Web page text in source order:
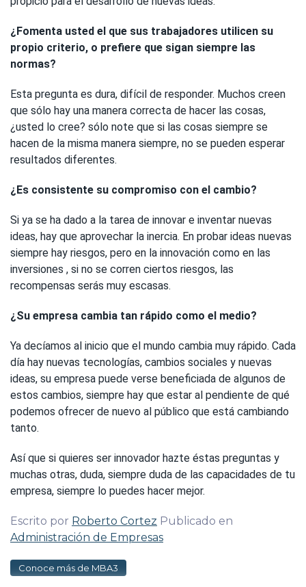
¿Fomenta usted el que sus trabajadores utilicen su
propio criterio, o prefiere que sigan siempre las
normas?
Esta pregunta es dura, difícil de responder. Muchos creen
que sólo hay una manera correcta de hacer las cosas,
¿usted lo cree? sólo note que si las cosas siempre se
hacen de la misma manera siempre, no se pueden esperar
resultados diferentes.
¿Es consistente su compromiso con el cambio?
Si ya se ha dado a la tarea de innovar e inventar nuevas
ideas, hay que aprovechar la inercia. En probar ideas nuevas
siempre hay riesgos, pero en la innovación como en las
inversiones , si no se corren ciertos riesgos, las
recompensas serás muy escasas.
¿Su empresa cambia tan rápido como el medio?
Ya decíamos al inicio que el mundo cambia muy rápido. Cada
día hay nuevas tecnologías, cambios sociales y nuevas
ideas, su empresa puede verse beneficiada de algunos de
estos cambios, siempre hay que estar al pendiente de qué
podemos ofrecer de nuevo al público que está cambiando
tanto.
Así que si quieres ser innovador hazte éstas preguntas y
muchas otras, duda, siempre duda de las capacidades de tu
empresa, siempre lo puedes hacer mejor.
Escrito por Roberto Cortez Publicado en
Administración de Empresas
Conoce más de MBA3